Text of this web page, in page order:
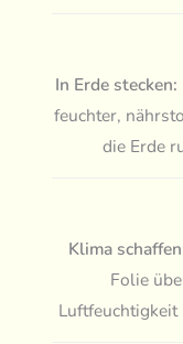
In Erde stecken:
feuchter,
die Erde
Klima
Folie
Luftfeuchtigkeit